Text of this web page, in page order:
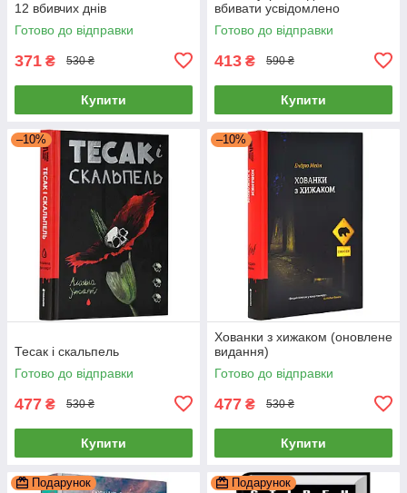
12 вбивчих днів
Готово до відправки
371 ₴ 530 ₴
Купити
вбивати усвідомлено
Готово до відправки
413 ₴ 590 ₴
Купити
–10%
Тесак і скальпель
Готово до відправки
477 ₴ 530 ₴
Купити
–10%
Хованки з хижаком (оновлене
видання)
Готово до відправки
477 ₴ 530 ₴
Купити
Подарунок Подарунок